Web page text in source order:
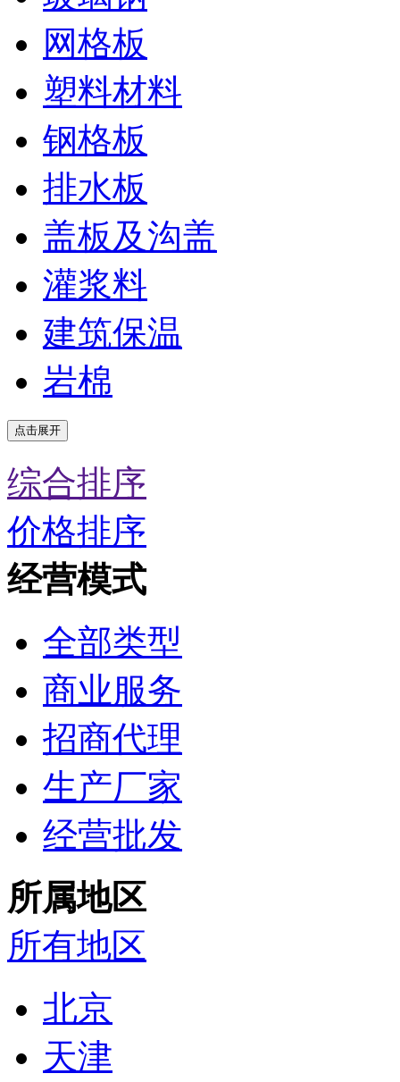
网格板
塑料材料
钢格板
排水板
盖板及沟盖
灌浆料
建筑保温
岩棉
点击展开
综合排序
价格排序
经营模式
全部类型
商业服务
招商代理
生产厂家
经营批发
所属地区
所有地区
北京
天津